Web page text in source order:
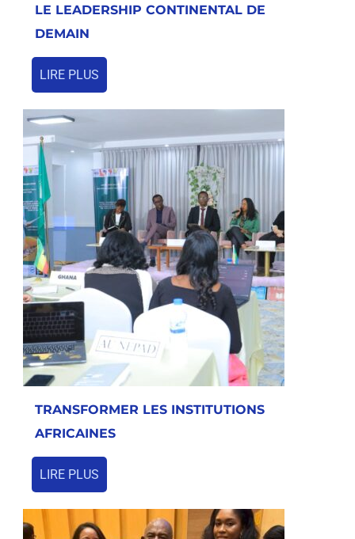
LE LEADERSHIP CONTINENTAL DE
DEMAIN
LIRE PLUS
TRANSFORMER LES INSTITUTIONS
AFRICAINES
LIRE PLUS